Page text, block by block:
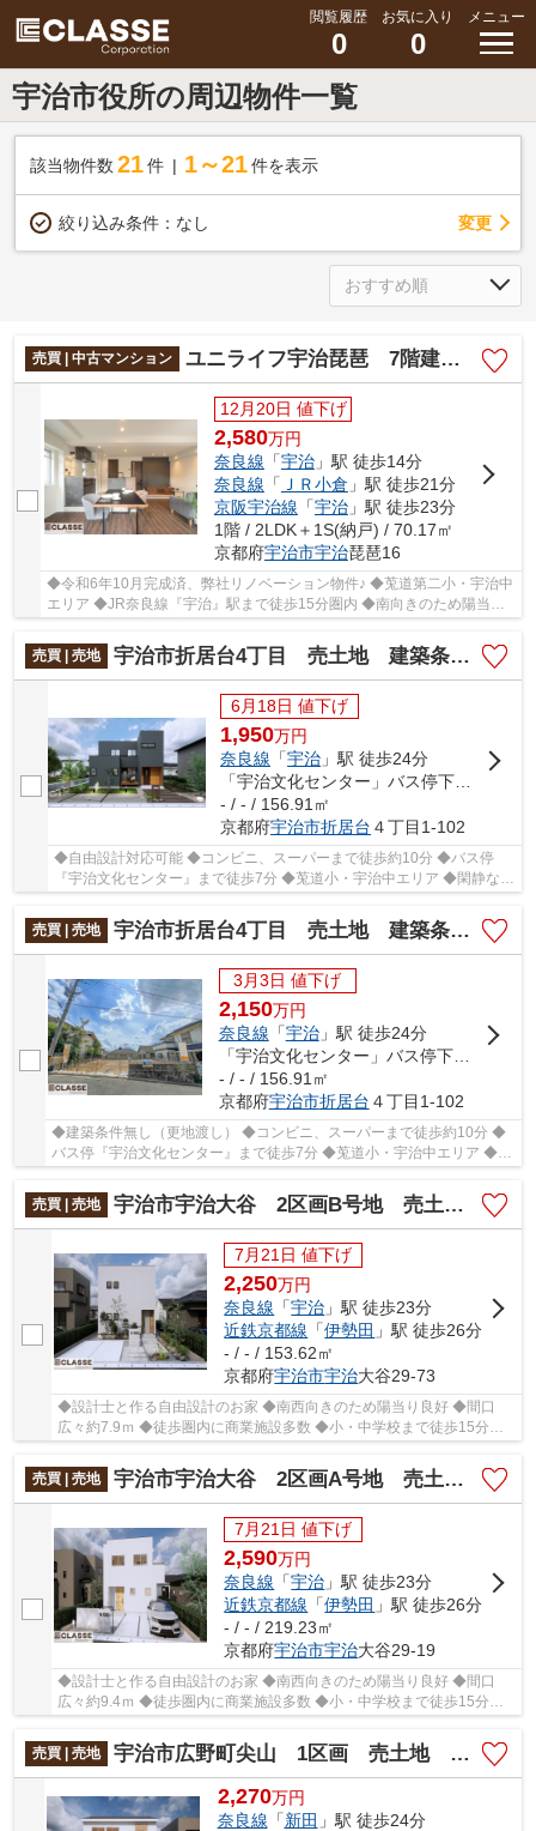
閲覧履歴
0
お気に入り
0
メニュー
宇治市役所の周辺物件一覧
該当物件数 21件 1～21 件を表示
絞り込み条件： なし 変更
売買 | 中古マンション ユニライフ宇治琵琶 7階建て1階部分
12月20日 値下げ
2,580万円
奈良線 「宇治」駅 徒歩14分
奈良線 「 ＪＲ小倉 」駅 徒歩21分
京阪宇治線 「宇治」駅 徒歩23分
1階 / 2LDK＋1S(納戸) / 70.17㎡
京都府宇治市宇治琵琶16
◆令和6年10月完成済、弊社リノベーション物件♪ ◆莵道第二小・宇治中
エリア ◆JR奈良線『宇治』駅まで徒歩15分圏内 ◆南向きのため陽当り
売買 | 売地
宇治市折居台4丁目 売土地 建築条件付き
6月18日 値下げ
1,950万円
奈良線 「宇治 」駅 徒歩24分
「宇治文化センター」バス停下車 徒歩7分
- / - / 156.91㎡
京都府宇治市折居台 ４丁目1-102
◆自由設計対応可能 ◆コンビニ、スーパーまで徒歩約10分 ◆バス停
『宇治文化センター』まで徒歩7分 ◆莵道小・宇治中エリア ◆閑静な住
売買 | 売地
宇治市折居台4丁目 売土地 建築条件無し
3月3日 値下げ
2,150万円
奈良線 「宇治」駅 徒歩24分
「宇治文化センター」バス停下車 徒歩7分
- / - / 156.91㎡
京都府宇治市折居台 ４丁目1-102
◆建築条件無し（更地渡し） ◆コンビニ、スーパーまで徒歩約10分 ◆
バス停『宇治文化センター』まで徒歩7分 ◆莵道小・宇治中エリア ◆閑
売買 | 売地
宇治市宇治大谷 2区画B号地 売土地 建築条件付き
7月21日 値下げ
2,250万円
奈良線 「宇治 」駅 徒歩23分
近鉄京都線 「伊勢田 」駅 徒歩26分
- / - / 153.62㎡
京都府宇治市宇治大谷29-73
◆設計士と作る自由設計のお家 ◆南西向きのため陽当り良好 ◆間口
広々約7.9ｍ ◆徒歩圏内に商業施設多数 ◆小・中学校まで徒歩15分以
内
売買 | 売地
宇治市宇治大谷 2区画A号地 売土地 建築条件付き
7月21日 値下げ
2,590万円
奈良線 「宇治 」駅 徒歩23分
近鉄京都線 「伊勢田 」駅 徒歩26分
- / - / 219.23㎡
京都府宇治市宇治大谷29-19
◆設計士と作る自由設計のお家 ◆南西向きのため陽当り良好 ◆間口
広々約9.4ｍ ◆徒歩圏内に商業施設多数 ◆小・中学校まで徒歩15分以
内
売買 | 売地
宇治市広野町尖山 1区画 売土地 建築条件付き
2,270万円
奈良線 「新田 」駅 徒歩24分